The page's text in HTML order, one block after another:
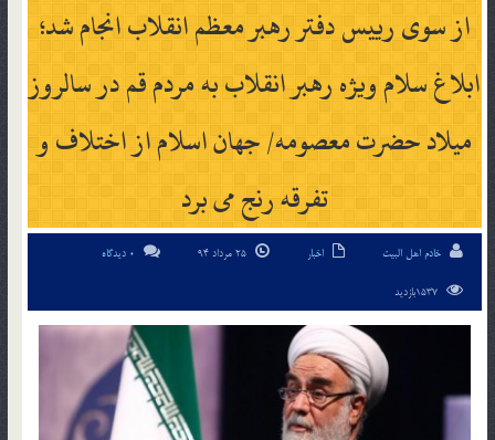
از سوی رییس دفتر رهبر معظم انقلاب انجام شد؛
ابلاغ سلام ویژه رهبر انقلاب به مردم قم در سالروز
میلاد حضرت معصومه/ جهان اسلام از اختلاف و
تفرقه رنج می برد
خادم اهل البیت اخبار 0 دیدگاه